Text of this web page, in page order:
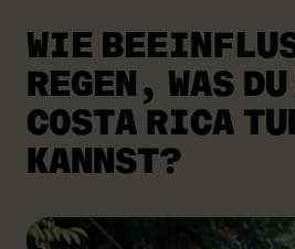
WIE
REGEN, WAS
COSTA RICA
KANNST?